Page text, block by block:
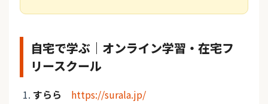
自宅で学ぶ｜オンライン学習・在宅フ
リースクール
すらら https://surala.jp/